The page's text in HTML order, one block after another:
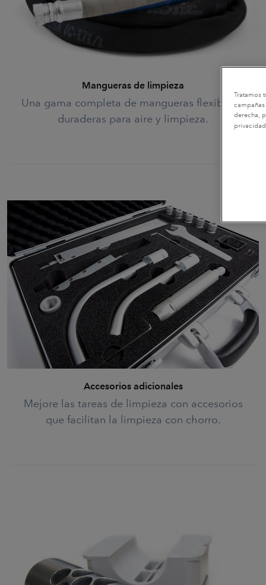
Mangueras de limpieza
Una gama completa de mangueras flexibles y
duraderas para aire y limpieza.
Accesorios adicionales
Mejore las tareas de limpieza con accesorios
que facilitan la limpieza con chorro.
Tratamos
derecha,